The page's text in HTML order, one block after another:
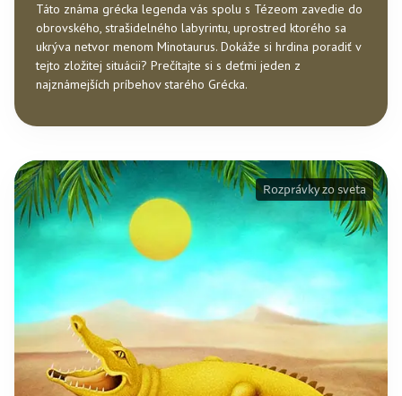
Táto známa grécka legenda vás spolu s Tézeom zavedie do
obrovského, strašidelného labyrintu, uprostred ktorého sa
ukrýva netvor menom Minotaurus. Dokáže si hrdina poradiť v
tejto zložitej situácii? Prečítajte si s deťmi jeden z
najznámejších príbehov starého Grécka.
Rozprávky zo sveta